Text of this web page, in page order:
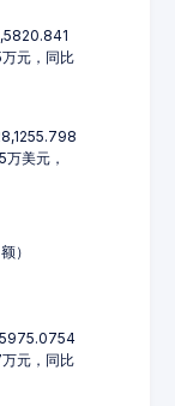
元，同比
美元，
）
元，同比